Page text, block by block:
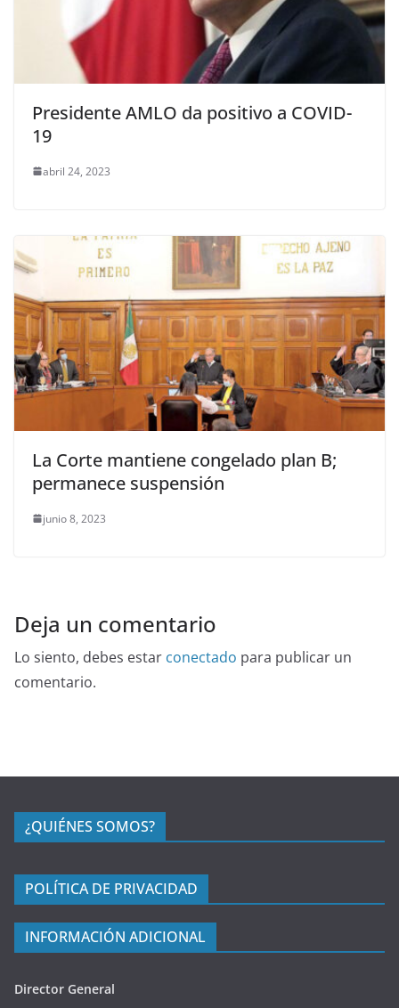
Presidente AMLO da positivo a COVID-
19
abril 24, 2023
La Corte mantiene congelado plan B;
permanece suspensión
junio 8, 2023
Deja un comentario
Lo siento, debes estar conectado para publicar un
comentario.
¿QUIÉNES SOMOS?
POLÍTICA DE PRIVACIDAD
INFORMACIÓN ADICIONAL
Director General